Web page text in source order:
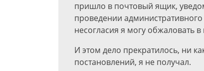
пришло в почтовый ящик,
проведении
несогласия я могу обжаловать в
И этом дело прекратилось, ни
постановлений, я не получал.